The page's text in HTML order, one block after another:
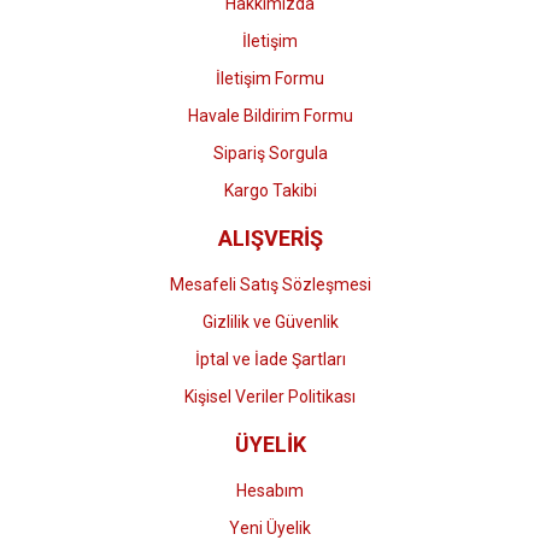
Gönder
İletişim
İletişim Formu
Havale Bildirim Formu
Sipariş Sorgula
Kargo Takibi
ALIŞVERİŞ
Mesafeli Satış Sözleşmesi
Gizlilik ve Güvenlik
İptal ve İade Şartları
Kişisel Veriler Politikası
ÜYELİK
Hesabım
Yeni Üyelik